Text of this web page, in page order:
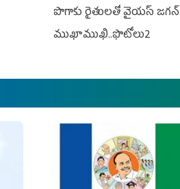
పొగాకు రైతుల‌తో వైయ‌స్ జ‌గ‌న్
ముఖాముఖి..ఫొటోలు2